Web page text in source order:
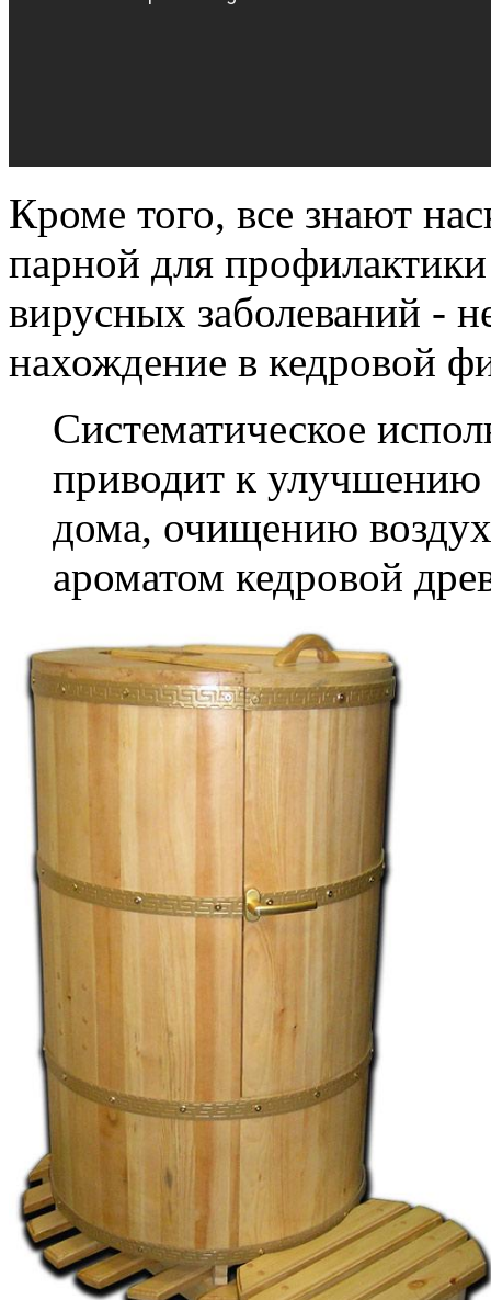
Кроме того, все знают
парной для
вирусных заболеваний -
нахождение в кедровой
Систематическое
приводит к
дома, очищению
ароматом кедровой